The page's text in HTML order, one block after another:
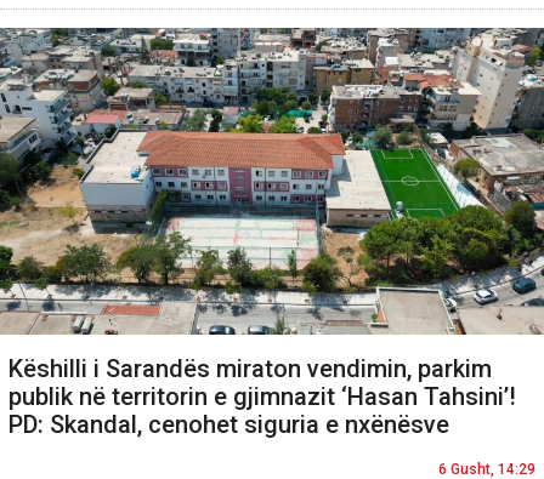
Këshilli i Sarandës miraton vendimin, parkim
publik në territorin e gjimnazit ‘Hasan Tahsini’!
PD: Skandal, cenohet siguria e nxënësve
6 Gusht, 14:29